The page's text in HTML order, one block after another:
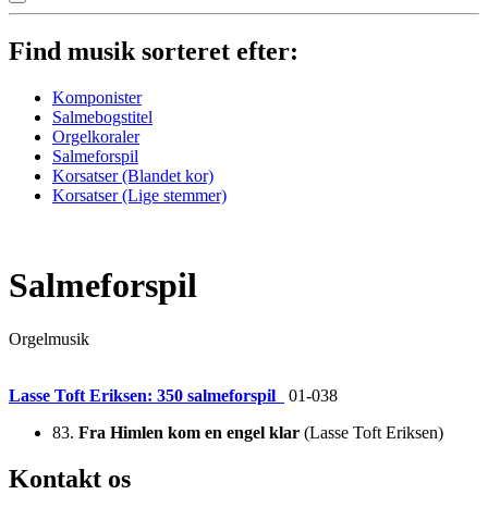
Find musik sorteret efter:
Komponister
Salmebogstitel
Orgelkoraler
Salmeforspil
Korsatser (Blandet kor)
Korsatser (Lige stemmer)
Salmeforspil
Orgelmusik
Lasse Toft Eriksen: 350 salmeforspil
01-038
83. Fra Himlen kom en engel klar (Lasse Toft Eriksen)
Kontakt os